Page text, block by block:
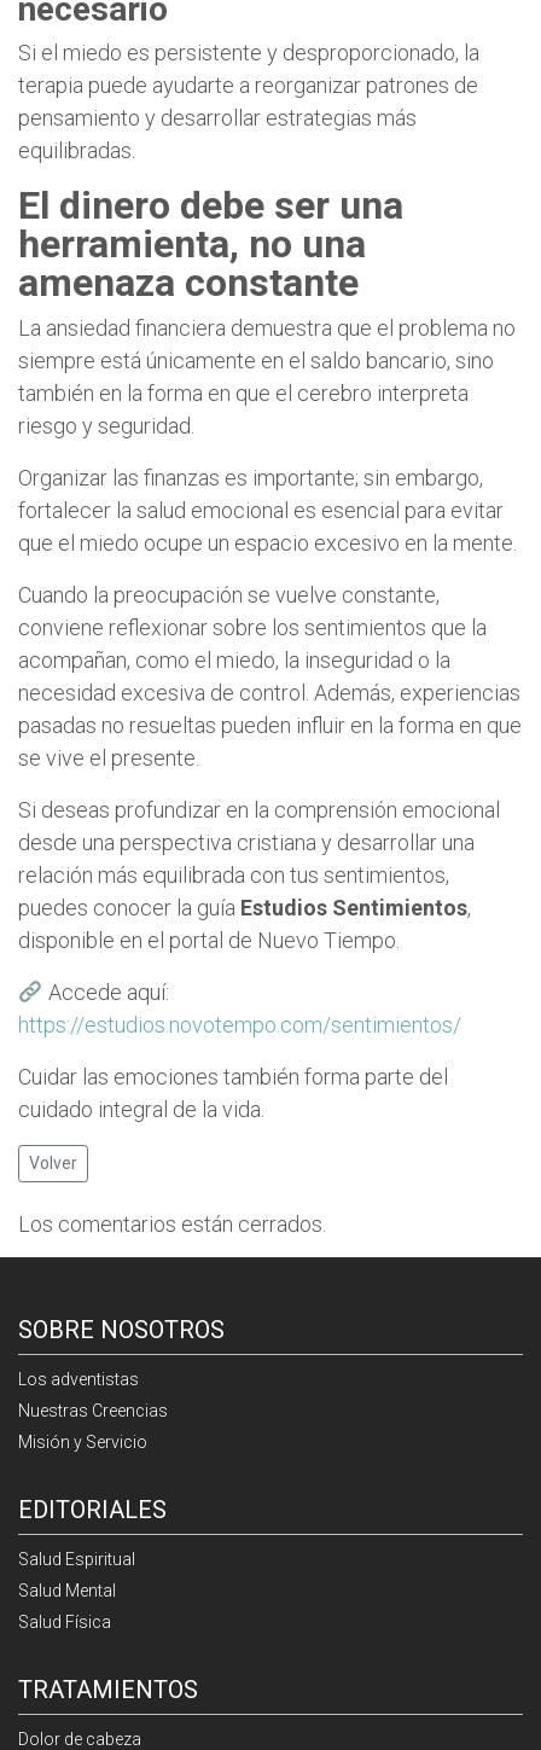
necesario
Si el miedo es persistente y desproporcionado, la
terapia puede ayudarte a reorganizar patrones de
pensamiento y desarrollar estrategias más
equilibradas.
El dinero debe ser una
herramienta, no una
amenaza constante
La ansiedad financiera demuestra que el problema no
siempre está únicamente en el saldo bancario, sino
también en la forma en que el cerebro interpreta
riesgo y seguridad.
Organizar las finanzas es importante; sin embargo,
fortalecer la salud emocional es esencial para evitar
que el miedo ocupe un espacio excesivo en la mente.
Cuando la preocupación se vuelve constante,
conviene reflexionar sobre los sentimientos que la
acompañan, como el miedo, la inseguridad o la
necesidad excesiva de control. Además, experiencias
pasadas no resueltas pueden influir en la forma en que
se vive el presente.
Si deseas profundizar en la comprensión emocional
desde una perspectiva cristiana y desarrollar una
relación más equilibrada con tus sentimientos,
puedes conocer la guía Estudios Sentimientos,
disponible en el portal de Nuevo Tiempo.
Accede aquí:
https://estudios.novotempo.com/sentimientos/
Cuidar las emociones también forma parte del
cuidado integral de la vida.
Volver
Los comentarios están cerrados.
SOBRE NOSOTROS
Los adventistas
Nuestras Creencias
Misión y Servicio
EDITORIALES
Salud Espiritual
Salud Mental
Salud Física
TRATAMIENTOS
Dolor de cabeza